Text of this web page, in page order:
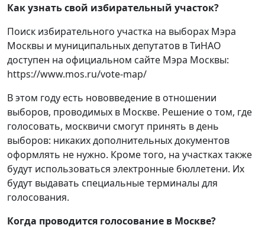
Как узнать свой избирательный участок?
Поиск избирательного участка на выборах Мэра
Москвы и муниципальных депутатов в ТиНАО
доступен на официальном сайте Мэра Москвы:
https://www.mos.ru/vote-map/
В этом году есть нововведение в отношении
выборов, проводимых в Москве. Решение о том, где
голосовать, москвичи смогут принять в день
выборов: никаких дополнительных документов
оформлять не нужно. Кроме того, на участках также
будут использоваться электронные бюллетени. Их
будут выдавать специальные терминалы для
голосования.
Когда проводится голосование в Москве?